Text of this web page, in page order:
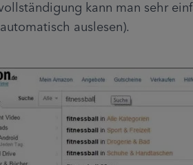
automatisch auslesen).